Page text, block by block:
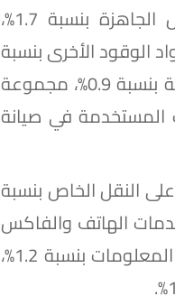
كما ارتفعت أسعار مجموعة الأقمشة بنسبة 1.7%، مجموعة الملابس الجاهزة بنسبة 1.7%،
والغاز ومواد الوقود الأخرى بنسبة
1.0%، مجموعة المفروشات المنزلية بنسبة 0.5%، مجموعة الأجهزة المنزلية بنسبة 0.9%، مجموعة
السلع والخدمات المستخدمة في صيانة
1.0%، مجموعة المنفق على النقل الخاص بنسبة
والفاكس بنسبة 2.7%، مجموعة خدمات الهاتف والفاكس
بنسبة 10.4%، مجموعة معدات الصوت والصورة ومعدات التصوير وتجهيز المعلومات بنسبة 1.2%،